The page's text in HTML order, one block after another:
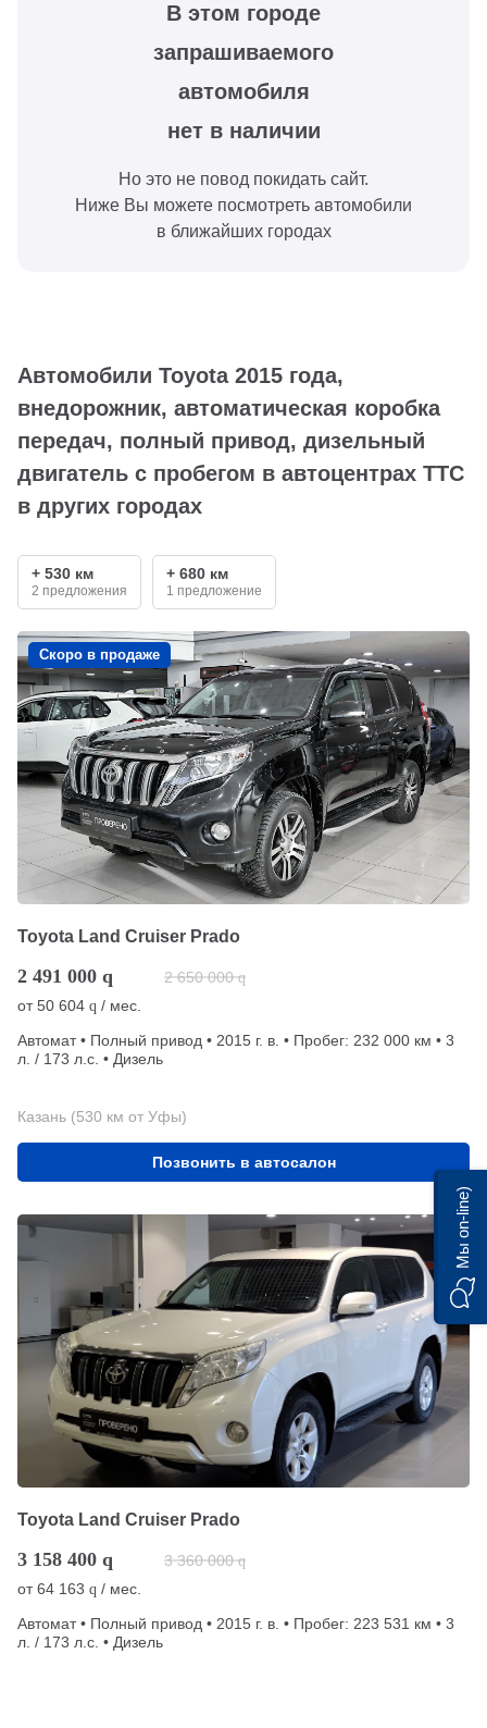
В этом городе
запрашиваемого
автомобиля
нет в наличии
Но это не повод покидать сайт.
Ниже Вы можете посмотреть автомобили
в ближайших городах
Автомобили Toyota 2015 года,
внедорожник, автоматическая коробка
передач, полный привод, дизельный
двигатель с пробегом в автоцентрах ТТС
в других городах
+ 530 км
2 предложения
+ 680 км
1 предложение
Скоро в продаже
Toyota Land Cruiser Prado
2 491 000 q 2 650 000 q
от50 604 q / мес.
Автомат • Полный привод • 2015 г. в. • Пробег: 232 000 км • 3
л. / 173 л.с. • Дизель
Казань (530 км от Уфы)
Позвонить в автосалон
Toyota Land Cruiser Prado
3 158 400 q 3 360 000 q
от64 163 q / мес.
Автомат • Полный привод • 2015 г. в. • Пробег: 223 531 км • 3
л. / 173 л.с. • Дизель
Мы on-line)